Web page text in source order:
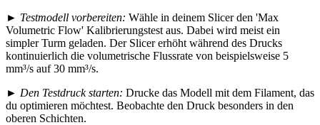
► Testmodell vorbereiten: Wähle in deinem Slicer den 'Max
Volumetric Flow' Kalibrierungstest aus. Dabei wird meist ein
simpler Turm geladen. Der Slicer erhöht während des Drucks
kontinuierlich die volumetrische Flussrate von beispielsweise 5
mm³/s auf 30 mm³/s.
► Den Testdruck starten: Drucke das Modell mit dem Filament, das
du optimieren möchtest. Beobachte den Druck besonders in den
oberen Schichten.